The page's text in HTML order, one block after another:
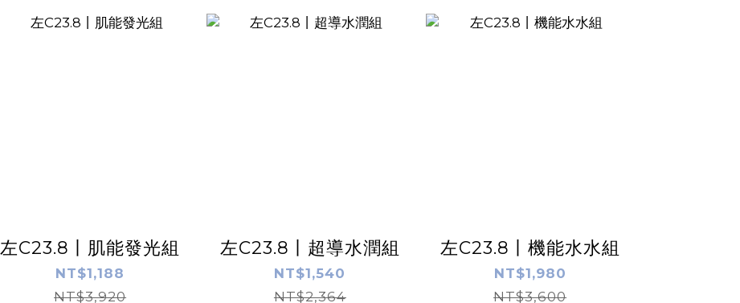
左C23.8丨肌能發光組
NT$1,188
NT$3,920
左C23.8丨超導水潤組
NT$1,540
NT$2,364
左C23.8丨機能水水組
NT$1,980
NT$3,600